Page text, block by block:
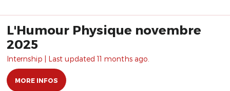
L'Humour Physique novembre
2025
Internship | Last updated 11 months ago.
MORE INFOS